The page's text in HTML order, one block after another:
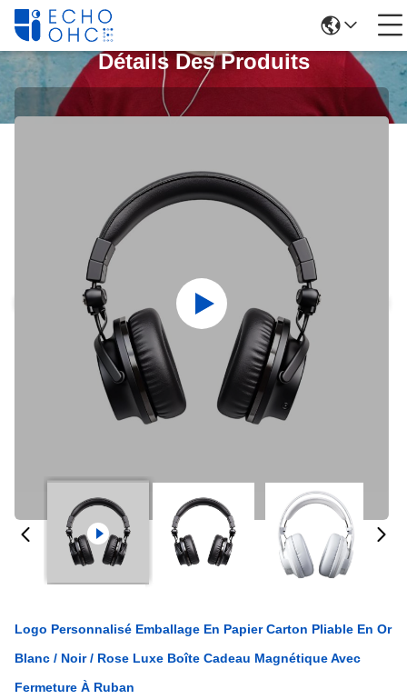
Détails Des Produits
Logo Personnalisé Emballage En Papier Carton Pliable En Or
Blanc / Noir / Rose Luxe Boîte Cadeau Magnétique Avec
Fermeture À Ruban